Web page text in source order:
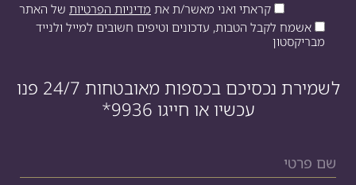
קראתי ואני מאשר/ת את מדיניות הפרטיות של האתר
אשמח לקבל הטבות, עדכונים וטיפים חשובים למייל ולנייד
מבריקסטון
לשמירת נכסיכם בכספות מאובטחות 24/7 פנו
עכשיו או חייגו *9936